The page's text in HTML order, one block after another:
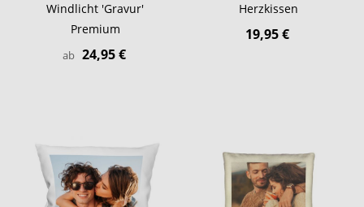
Windlicht 'Gravur'
Premium
ab 24,95 €
Herzkissen
19,95 €